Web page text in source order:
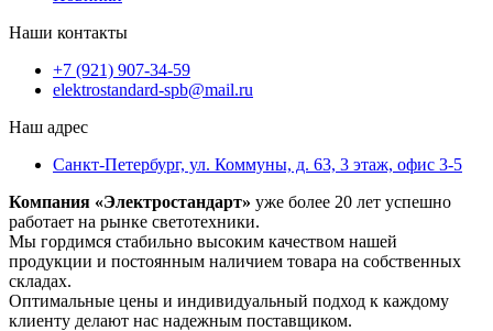
Наши контакты
+7 (921) 907-34-59
elektrostandard-spb@mail.ru
Наш адрес
Санкт-Петербург, ул. Коммуны, д. 63, 3 этаж, офис 3-5
Компания «Электростандарт» уже более 20 лет успешно
работает на рынке светотехники.
Мы гордимся стабильно высоким качеством нашей
продукции и постоянным наличием товара на собственных
складах.
Оптимальные цены и индивидуальный подход к каждому
клиенту делают нас надежным поставщиком.